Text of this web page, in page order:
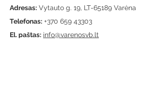
Adresas: Vytauto g. 19, LT-65189 Varėna
Telefonas: +370 659 43303
El. paštas: info@varenosvb.lt